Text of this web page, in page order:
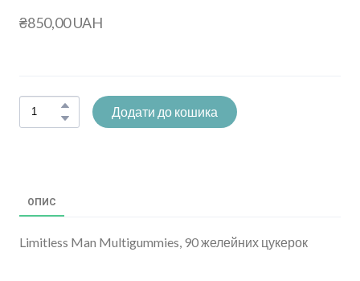
₴850,00 UAH
Додати до кошика
ОПИС
Limitless Man Multigummies, 90 желейних цукерок